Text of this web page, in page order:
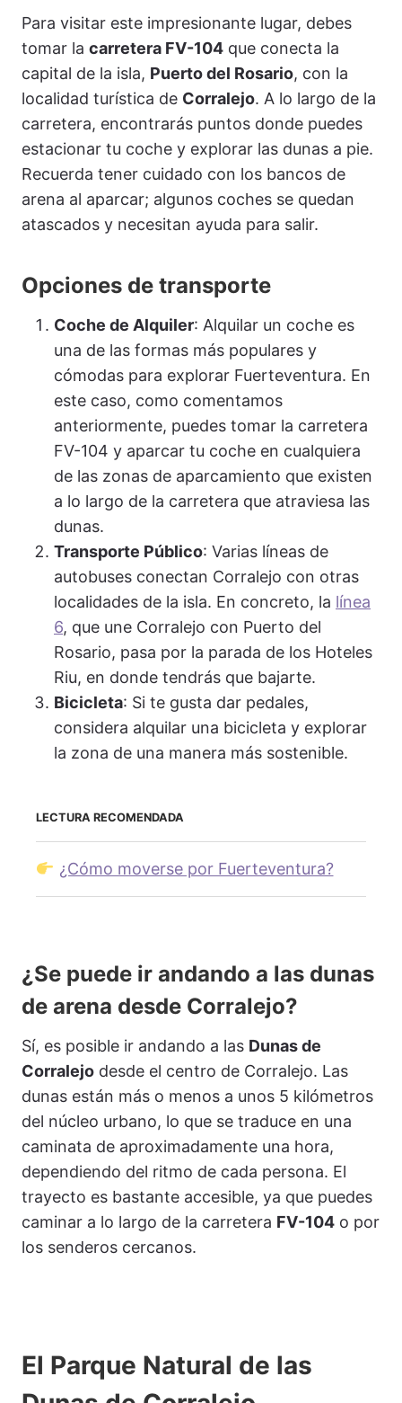
Para visitar este impresionante lugar, debes
tomar la carretera FV-104 que conecta la
capital de la isla, Puerto del Rosario, con la
localidad turística de Corralejo. A lo largo de la
carretera, encontrarás puntos donde puedes
estacionar tu coche y explorar las dunas a pie.
Recuerda tener cuidado con los bancos de
arena al aparcar; algunos coches se quedan
atascados y necesitan ayuda para salir.
Opciones de transporte
Coche de Alquiler: Alquilar un coche es
una de las formas más populares y
cómodas para explorar Fuerteventura. En
este caso, como comentamos
anteriormente, puedes tomar la carretera
FV-104 y aparcar tu coche en cualquiera
de las zonas de aparcamiento que existen
a lo largo de la carretera que atraviesa las
dunas.
Transporte Público: Varias líneas de
autobuses conectan Corralejo con otras
localidades de la isla. En concreto, la línea
6, que une Corralejo con Puerto del
Rosario, pasa por la parada de los Hoteles
Riu, en donde tendrás que bajarte.
Bicicleta: Si te gusta dar pedales,
considera alquilar una bicicleta y explorar
la zona de una manera más sostenible.
LECTURA RECOMENDADA
¿Cómo moverse por Fuerteventura?
¿Se puede ir andando a las dunas
de arena desde Corralejo?
Sí, es posible ir andando a las Dunas de
Corralejo desde el centro de Corralejo. Las
dunas están más o menos a unos 5 kilómetros
del núcleo urbano, lo que se traduce en una
caminata de aproximadamente una hora,
dependiendo del ritmo de cada persona. El
trayecto es bastante accesible, ya que puedes
caminar a lo largo de la carretera FV-104 o por
los senderos cercanos.
El Parque Natural de las